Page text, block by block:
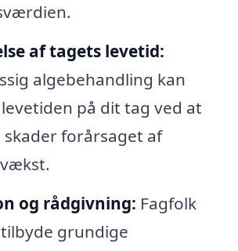
af tagets levetid:
algebehandling kan
på dit tag ved at
forårsaget af
og rådgivning: Fagfolk
grundige